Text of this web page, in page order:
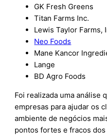
GK Fresh Greens
Titan Farms Inc.
Lewis Taylor Farms,
Neo Foods
Mane Kancor
Lange
BD Agro Foods
Foi realizada uma análise
empresas para ajudar os
ambiente de negócios
pontos fortes e fracos